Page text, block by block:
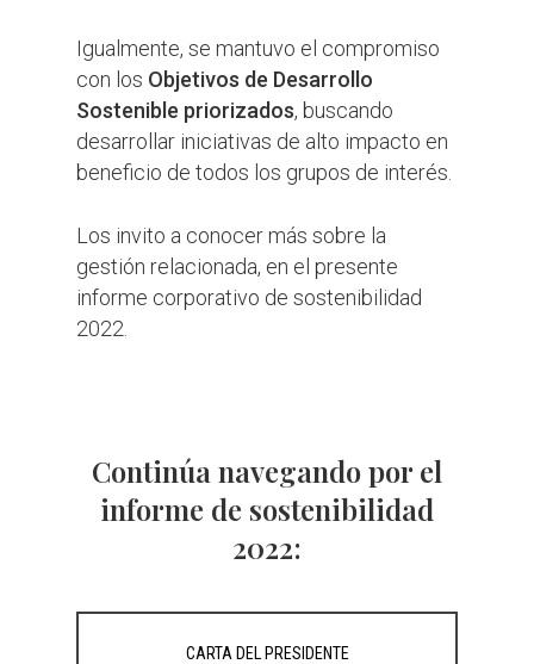
Igualmente, se mantuvo el compromiso
con los Objetivos de Desarrollo
Sostenible priorizados, buscando
desarrollar iniciativas de alto impacto en
beneficio de todos los grupos de interés.
Los invito a conocer más sobre la
gestión relacionada, en el presente
informe corporativo de sostenibilidad
2022.
Continúa navegando por el
informe de sostenibilidad
2022:
CARTA DEL PRESIDENTE